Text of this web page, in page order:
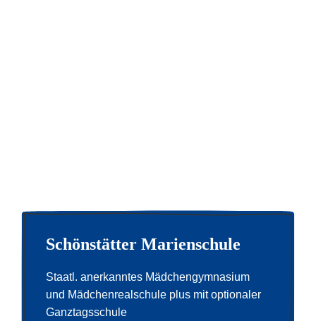
Schönstätter Marienschule
Staatl. anerkanntes Mädchengymnasium
und Mädchenrealschule plus mit optionaler
Ganztagsschule